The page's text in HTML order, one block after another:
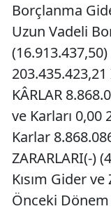
Borçlanma
Uzun Vadeli
(16.913.437,50)
KÂRLAR
ve Karları 0,00
Karlar
ZARARLARI(-)
Kısım Gider
Önceki Dönem